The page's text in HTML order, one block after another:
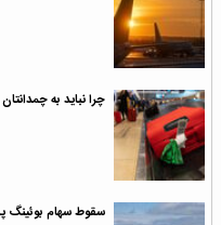
چرا نباید به
سقوط سهام بوئینگ